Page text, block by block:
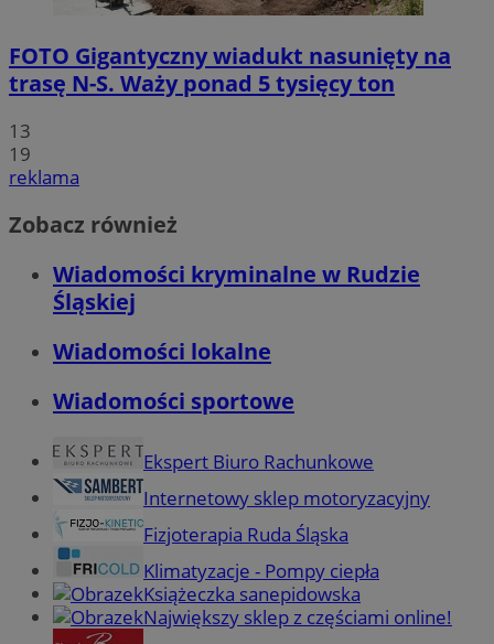
FOTO Gigantyczny wiadukt nasunięty na
trasę N-S. Waży ponad 5 tysięcy ton
13
19
reklama
Zobacz również
Wiadomości kryminalne w Rudzie
Śląskiej
Wiadomości lokalne
Wiadomości sportowe
Ekspert Biuro Rachunkowe
Internetowy sklep motoryzacyjny
Fizjoterapia Ruda Śląska
Klimatyzacje - Pompy ciepła
Książeczka sanepidowska
Największy sklep z częściami online!